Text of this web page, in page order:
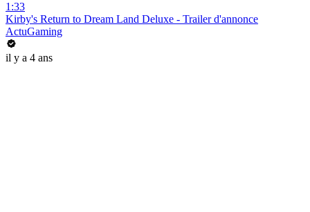
1:33
Kirby's Return to Dream Land Deluxe - Trailer d'annonce
ActuGaming
il y a 4 ans